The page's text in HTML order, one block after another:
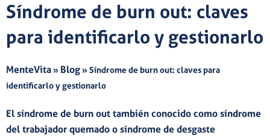
Síndrome de burn out: claves
para identificarlo y gestionarlo
MenteVita» Blog»Síndrome de burn out: claves para
identificarlo y gestionarlo
El síndrome de burn out también conocido como síndrome
del trabajador quemado o síndrome de desgaste